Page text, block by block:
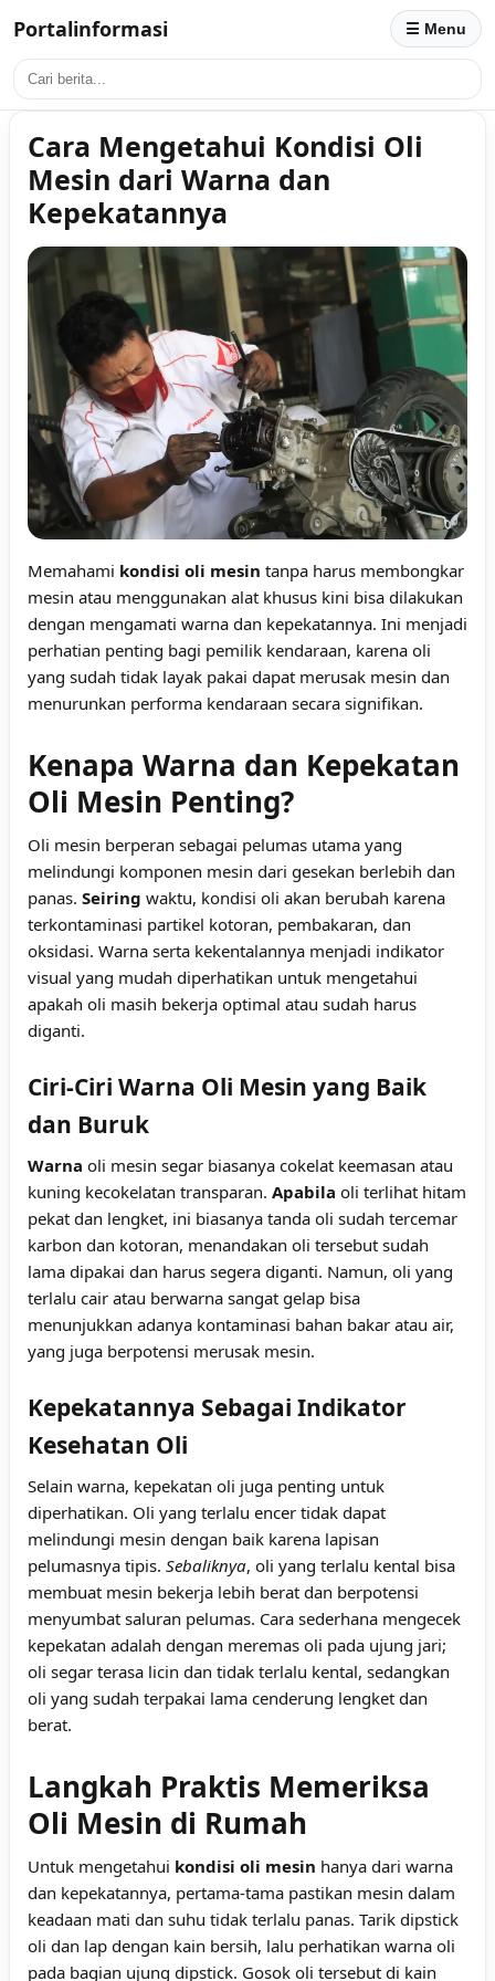
Portalinformasi ☰ Menu
Cara Mengetahui Kondisi Oli
Mesin dari Warna dan
Kepekatannya
Memahami kondisi oli mesin tanpa harus membongkar
mesin atau menggunakan alat khusus kini bisa dilakukan
dengan mengamati warna dan kepekatannya. Ini menjadi
perhatian penting bagi pemilik kendaraan, karena oli
yang sudah tidak layak pakai dapat merusak mesin dan
menurunkan performa kendaraan secara signifikan.
Kenapa Warna dan Kepekatan
Oli Mesin Penting?
Oli mesin berperan sebagai pelumas utama yang
melindungi komponen mesin dari gesekan berlebih dan
panas. Seiring waktu, kondisi oli akan berubah karena
terkontaminasi partikel kotoran, pembakaran, dan
oksidasi. Warna serta kekentalannya menjadi indikator
visual yang mudah diperhatikan untuk mengetahui
apakah oli masih bekerja optimal atau sudah harus
diganti.
Ciri-Ciri Warna Oli Mesin yang Baik
dan Buruk
Warna oli mesin segar biasanya cokelat keemasan atau
kuning kecokelatan transparan. Apabila oli terlihat hitam
pekat dan lengket, ini biasanya tanda oli sudah tercemar
karbon dan kotoran, menandakan oli tersebut sudah
lama dipakai dan harus segera diganti. Namun, oli yang
terlalu cair atau berwarna sangat gelap bisa
menunjukkan adanya kontaminasi bahan bakar atau air,
yang juga berpotensi merusak mesin.
Kepekatannya Sebagai Indikator
Kesehatan Oli
Selain warna, kepekatan oli juga penting untuk
diperhatikan. Oli yang terlalu encer tidak dapat
melindungi mesin dengan baik karena lapisan
pelumasnya tipis. Sebaliknya, oli yang terlalu kental bisa
membuat mesin bekerja lebih berat dan berpotensi
menyumbat saluran pelumas. Cara sederhana mengecek
kepekatan adalah dengan meremas oli pada ujung jari;
oli segar terasa licin dan tidak terlalu kental, sedangkan
oli yang sudah terpakai lama cenderung lengket dan
berat.
Langkah Praktis Memeriksa
Oli Mesin di Rumah
Untuk mengetahui kondisi oli mesin hanya dari warna
dan kepekatannya, pertama-tama pastikan mesin dalam
keadaan mati dan suhu tidak terlalu panas. Tarik dipstick
oli dan lap dengan kain bersih, lalu perhatikan warna oli
pada bagian ujung dipstick. Gosok oli tersebut di kain